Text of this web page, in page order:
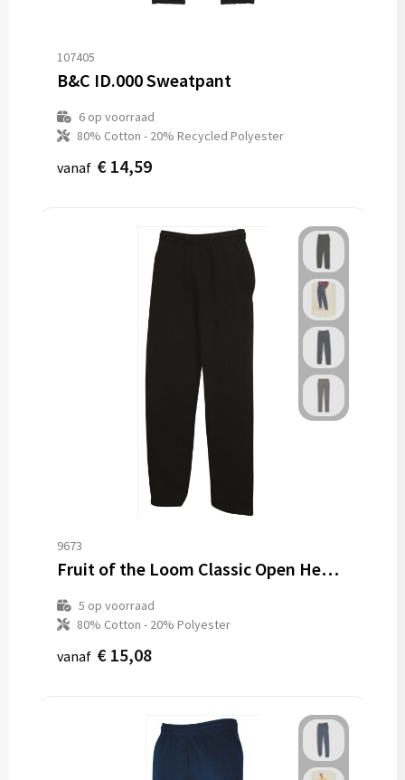
107405
B&C ID.000 Sweatpant
6op voorraad
80% Cotton - 20% Recycled Polyester
vanaf € 14,59
9673
Fruit of the Loom Classic Open Hem Jogpants
5 op voorraad
80% Cotton - 20% Polyester
vanaf € 15,08